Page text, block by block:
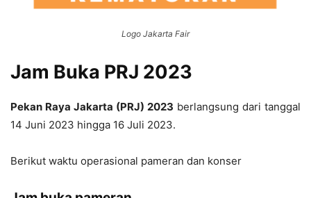
Logo Jakarta Fair
Jam Buka PRJ 2023
Pekan Raya Jakarta (PRJ) 2023 berlangsung dari tanggal
14 Juni 2023 hingga 16 Juli 2023.
Berikut waktu operasional pameran dan konser